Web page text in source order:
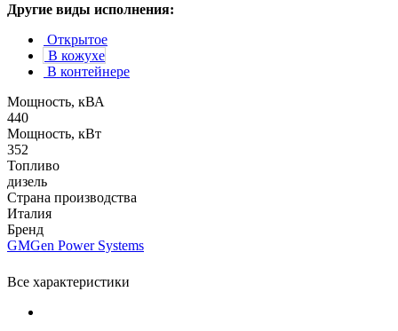
Другие виды исполнения:
Открытое
В кожухе
В контейнере
Мощность, кВА
440
Мощность, кВт
352
Топливо
дизель
Страна производства
Италия
Бренд
GMGen Power Systems
Все характеристики